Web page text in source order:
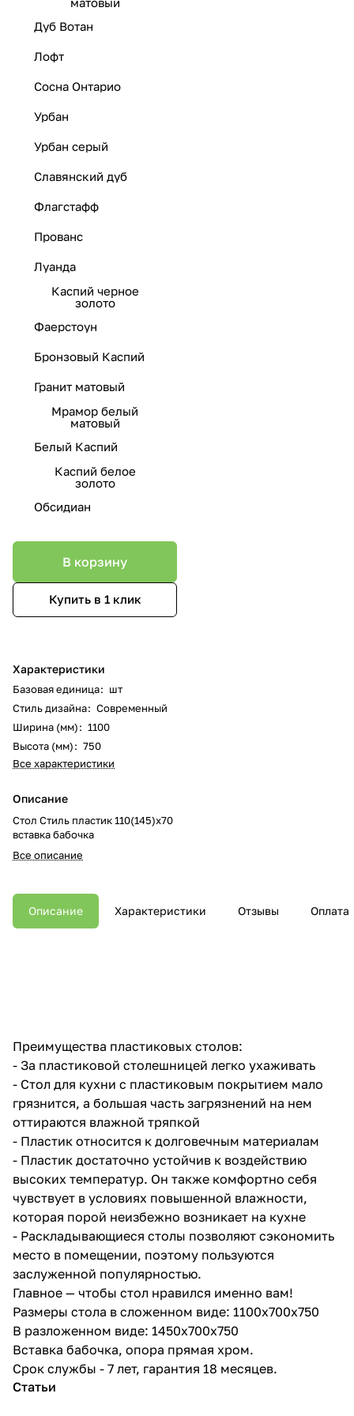
Дуб Вотан
Лофт
Сосна Онтарио
Урбан
Урбан серый
Славянский дуб
Флагстафф
Прованс
Луанда
Каспий черное
золото
Фаерстоун
Бронзовый Каспий
Гранит матовый
Мрамор белый
матовый
Белый Каспий
Каспий белое
золото
Обсидиан
В корзину
Купить в 1 клик
Характеристики
Базовая единица: шт
Стиль дизайна: Современный
Ширина (мм): 1100
Высота (мм): 750
Все характеристики
Описание
Стол Стиль пластик 110(145)х70
вставка бабочка
Все описание
Описание Характеристики Отзывы Оплата
Преимущества пластиковых столов:
- За пластиковой столешницей легко ухаживать
- Стол для кухни с пластиковым покрытием мало
грязнится, а большая часть загрязнений на нем
оттираются влажной тряпкой
- Пластик относится к долговечным материалам
- Пластик достаточно устойчив к воздействию
высоких температур. Он также комфортно себя
чувствует в условиях повышенной влажности,
которая порой неизбежно возникает на кухне
- Раскладывающиеся столы позволяют сэкономить
место в помещении, поэтому пользуются
заслуженной популярностью.
Главное — чтобы стол нравился именно вам!
Размеры стола в сложенном виде: 1100x700x750
В разложенном виде: 1450x700x750
Вставка бабочка, опора прямая хром.
Срок службы - 7 лет, гарантия 18 месяцев.
Статьи